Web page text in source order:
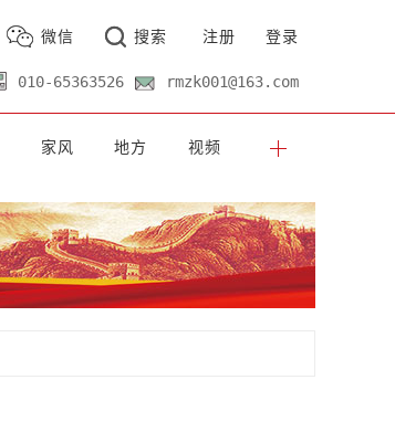
微信 搜索 注册 登录
010-65363526 rmzk001@163.com
家风 地方 视频